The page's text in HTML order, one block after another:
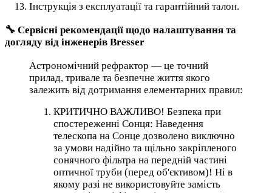
Інструкція з експлуатації та гарантійний талон.
🔧 Сервісні рекомендації щодо налаштування та
догляду від інженерів Bresser
Астрономічний рефрактор — це точний
прилад, тривале та безпечне життя якого
залежить від дотримання елементарних правил:
КРИТИЧНО ВАЖЛИВО! Безпека при
спостереженні Сонця: Наведення
телескопа на Сонце дозволено виключно
за умови надійно та щільно закріпленого
сонячного фільтра на передній частині
оптичної труби (перед об'єктивом)! Ні в
якому разі не використовуйте замість